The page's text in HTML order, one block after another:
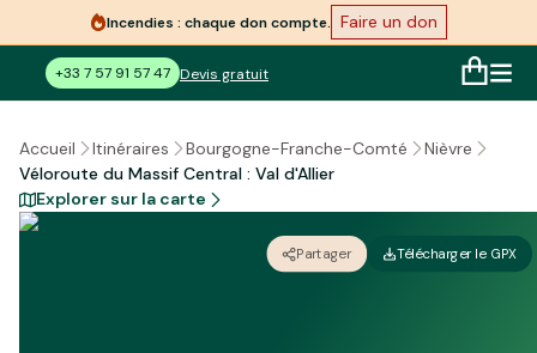
Incendies : chaque don compte. Faire un don
+33 7 57 91 57 47 Devis gratuit
Accueil Itinéraires Bourgogne-Franche-Comté
Nièvre
Véloroute du Massif Central : Val d'Allier
Explorer sur la carte
Partager Télécharger le GPX